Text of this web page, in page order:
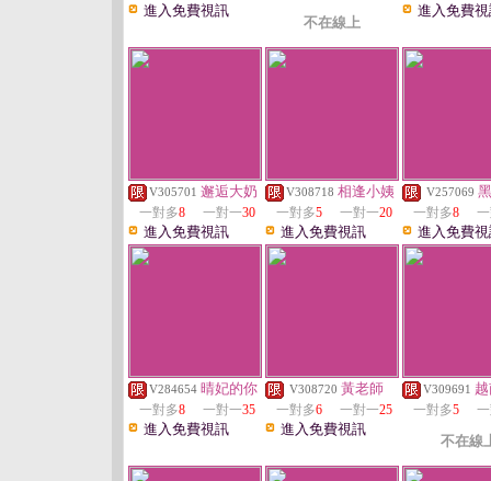
進入免費視訊
不在線上
進入免費
V305701 邂逅大奶
一對多8 一對一30
進入免費視訊
V308718 相逢小姨
一對多5 一對一20
進入免費視訊
V257069
一對多8
進入免費
V284654 晴妃的你
一對多8 一對一35
進入免費視訊
V308720 黃老師
一對多6 一對一25
進入免費視訊
V309691
一對多5
不在線